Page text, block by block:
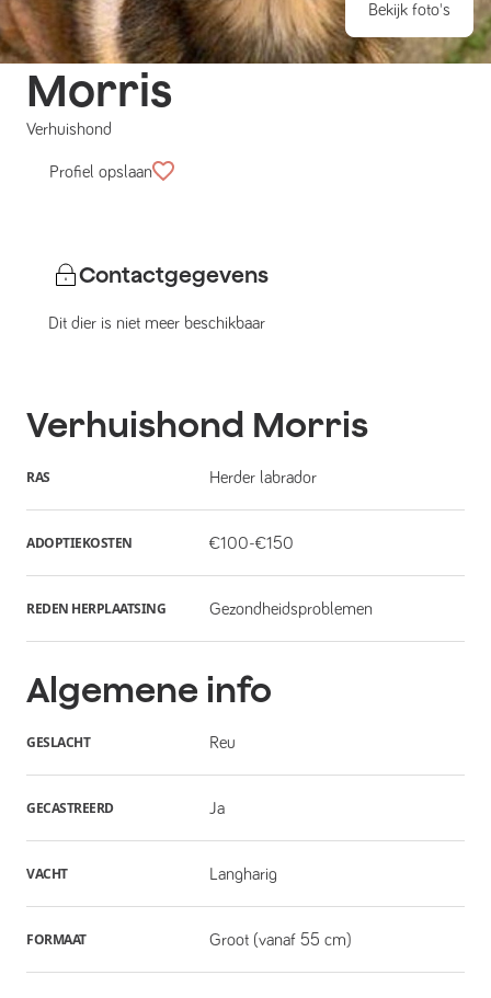
Bekijk foto's
Morris
Verhuishond
Profiel opslaan
Contactgegevens
Dit dier is niet meer beschikbaar
Verhuishond Morris
RAS Herder labrador
ADOPTIEKOSTEN €100-€150
REDEN HERPLAATSING Gezondheidsproblemen
Algemene info
GESLACHT Reu
GECASTREERD Ja
VACHT Langharig
FORMAAT Groot (vanaf 55 cm)